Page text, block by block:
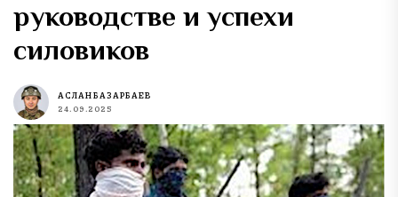
руководстве и успехи
силовиков
АСЛАН БАЗАРБАЕВ
24.09.2025